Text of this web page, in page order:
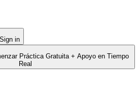
Sign in
Práctica Gratuita + Apoyo en Tiempo
Real